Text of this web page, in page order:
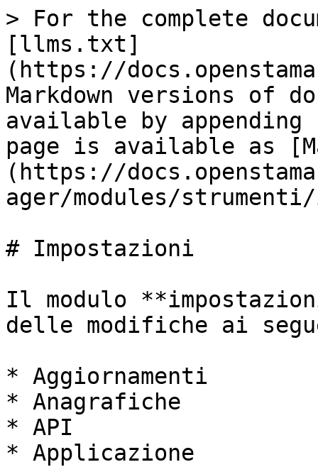
> For the complete
[llms.txt]
(https://
Markdown versions of
available by
page is available as
(https://
ager/modules/
# Impostazioni
Il modulo
delle modifiche ai
* Aggiornamenti
* Anagrafiche
* API
* Applicazione